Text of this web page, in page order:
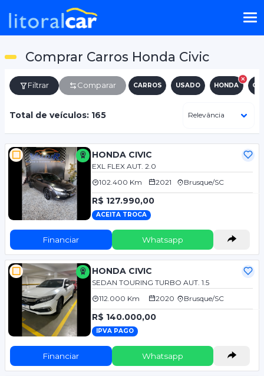
Comprar Carros Honda Civic
Filtrar Comparar CARROS USADO HONDA
Total de veículos: 165
HONDA CIVIC
EXL FLEX AUT. 2.0
102.400 Km
2021 Brusque/SC
R$ 127.990,00
ACEITA TROCA
Financiar Whatsapp
HONDA CIVIC
SEDAN TOURING TURBO AUT. 1.5
112.000 Km
2020 Brusque/SC
R$ 140.000,00
IPVA PAGO
Financiar Whatsapp